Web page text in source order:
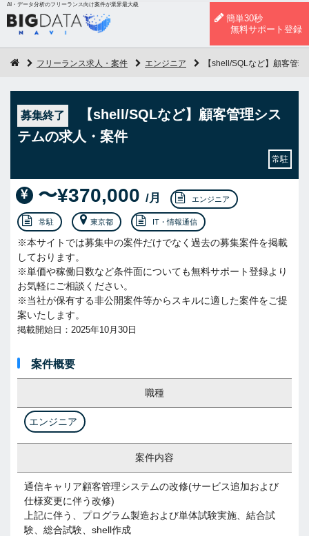
AI・データ分析のフリーランス向け案件が業界最大級
簡単30秒
無料サポート登録
フリーランス求人・案件 エンジニア 【shell/SQLなど】顧客管
募集終了
【shell/SQLなど】顧客管理シス
テムの求人・案件
常駐
〜¥370,000 /月 エンジニア
常駐 東京都 IT・情報通信
※本サイトでは募集中の案件だけでなく過去の募集案件を掲載
しております。
※単価や稼働日数など条件面についても無料サポート登録より
お気軽にご相談ください。
※当社が保有する非公開案件等からスキルに適した案件をご提
案いたします。
掲載開始日：2025年10月30日
案件概要
職種
エンジニア
案件内容
通信キャリア顧客管理システムの改修(サービス追加および
仕様変更に伴う改修)
上記に伴う、プログラム製造および単体試験実施、結合試
験、総合試験、shell作成